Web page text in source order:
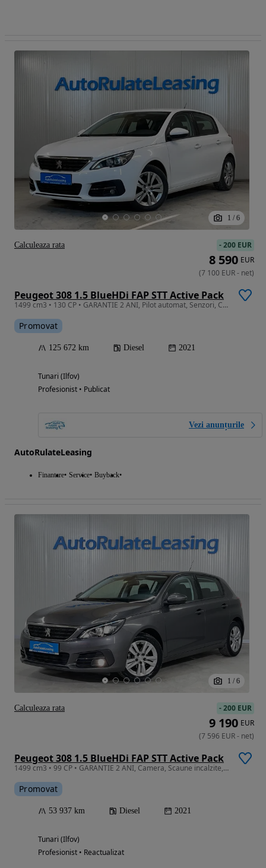
1 / 6
Peugeot 308 1.5 BlueHDi FAP STT Active Pack
1499 cm3 • 130 CP • GARANTIE 2 ANI, Pilot automat, Senzori, Clima
Promovat
125 672 km Diesel 2021
Tunari (Ilfov)
Profesionist • Publicat
Vezi anunțurile
AutoRulateLeasing
Finantare Service Buyback
-200 EUR
8 590 EUR
(7 100 EUR- net)
Calculeaza rata
1 / 6
Peugeot 308 1.5 BlueHDi FAP STT Active Pack
1499 cm3 • 99 CP • GARANTIE 2 ANI, Camera, Scaune incalzite, Pilot auto, Clima
Promovat
53 937 km Diesel 2021
Tunari (Ilfov)
Profesionist • Reactualizat
-200 EUR
9 190 EUR
(7 596 EUR- net)
Calculeaza rata